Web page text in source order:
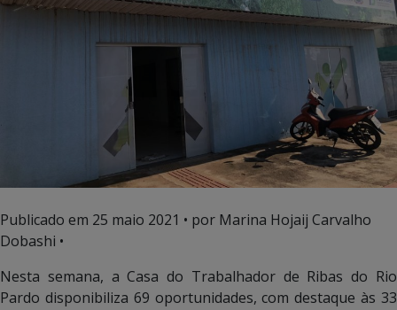
Publicado em 25 maio 2021 • por Marina Hojaij Carvalho
Dobashi •
Nesta semana, a Casa do Trabalhador de Ribas do Rio
Pardo disponibiliza 69 oportunidades, com destaque às 33